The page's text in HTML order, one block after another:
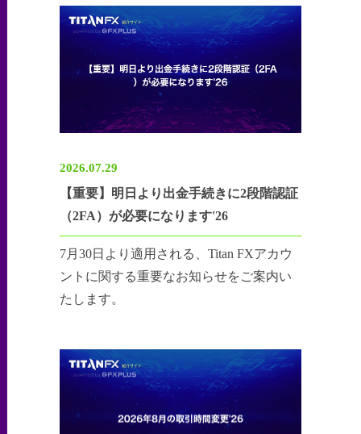
2026.07.29
【重要】明日より出金手続きに2段階認証
（2FA）が必要になります'26
7月30日より適用される、Titan FXアカウ
ントに関する重要なお知らせをご案内い
たします。